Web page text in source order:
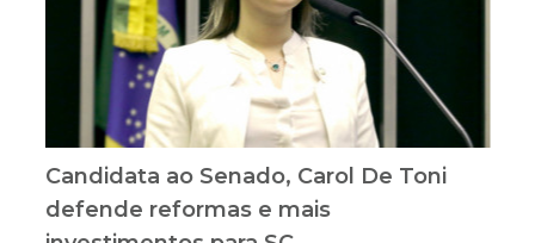
Candidata ao Senado, Carol De Toni
defende reformas e mais